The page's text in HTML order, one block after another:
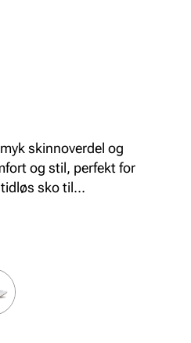
skinnoverdel og
og stil, perfekt for
sko til